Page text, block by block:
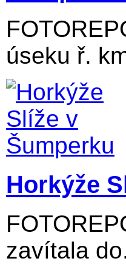
úseku ř.
Horkýže
zavítala